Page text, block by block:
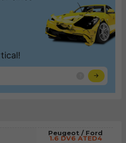
Peugeot / Ford
1.6 DV6 ATED4